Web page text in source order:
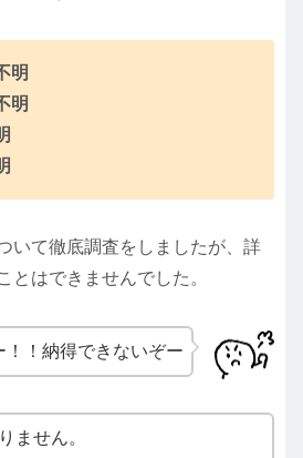
明
明
いて徹底調査をしましたが、詳
とはできませんでした。
！！納得できないぞー
ません。